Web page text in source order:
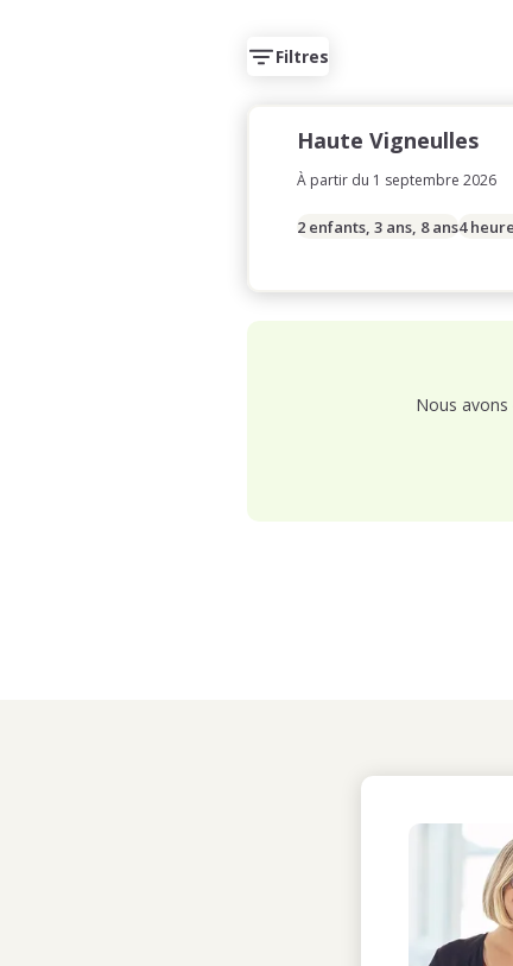
Filtres
Haute Vigneulles
À partir du 1 septembre 2026
2 enfants, 3 ans, 8 ans4
Nous